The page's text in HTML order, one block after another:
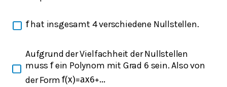
fhat insgesamt 4 verschiedene Nullstellen.
Aufgrund der Vielfachheit der Nullstellen
mussfein Polynom mit Grad 6 sein. Also von
der Formf(x)=ax6+...